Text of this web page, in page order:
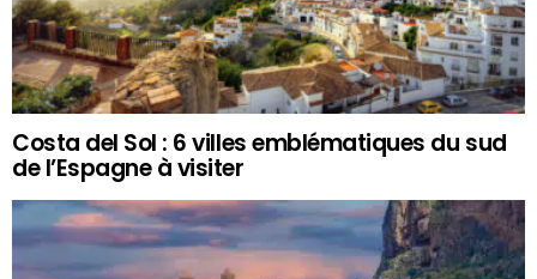
Costa del Sol : 6 villes emblématiques du sud
de l’Espagne à visiter